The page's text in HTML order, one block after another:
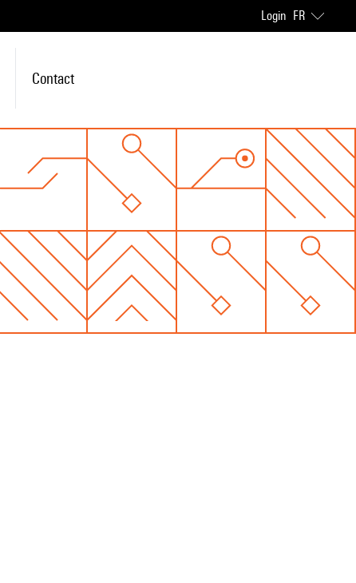
Login FR
Contact